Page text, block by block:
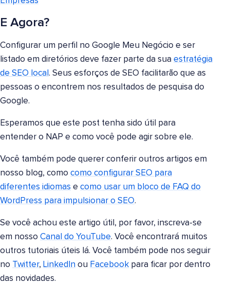
E Agora?
Configurar um perfil no Google Meu Negócio e ser
listado em diretórios deve fazer parte da sua estratégia
de SEO local . Seus esforços de SEO facilitarão que as
pessoas o encontrem nos resultados de pesquisa do
Google.
Esperamos que este post tenha sido útil para
entender o NAP e como você pode agir sobre ele.
Você também pode querer conferir outros artigos em
nosso blog, como como configurar SEO para
diferentes idiomas e como usar um bloco de FAQ do
WordPress para impulsionar o SEO.
Se você achou este artigo útil, por favor, inscreva-se
em nosso Canal do YouTube. Você encontrará muitos
outros tutoriais úteis lá. Você também pode nos seguir
no Twitter, LinkedIn ou Facebook para ficar por dentro
das novidades.